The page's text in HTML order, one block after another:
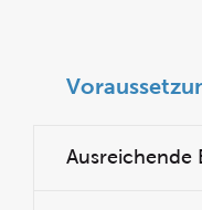
Ausreichende